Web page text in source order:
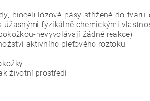
biocelulózové pásy střižené do tvaru
úžasnými fyzikálně-chemickými
nevyvolávají žádné reakce)
aktivního pleťového roztoku
životní prostředí